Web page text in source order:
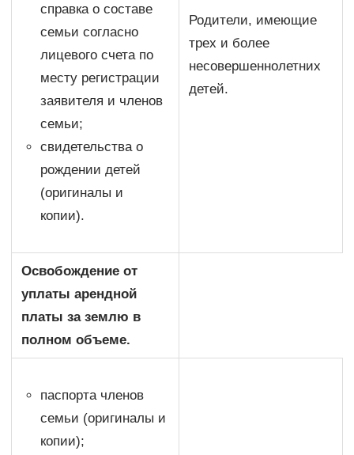
справка о составе
семьи согласно
лицевого счета по
месту регистрации
заявителя и членов
семьи;
свидетельства о
рождении детей
(оригиналы и
копии).
Родители, имеющие
трех и более
несовершеннолетних
детей.
Освобождение от
уплаты арендной
платы за землю в
полном объеме.
паспорта членов
семьи (оригиналы и
копии);